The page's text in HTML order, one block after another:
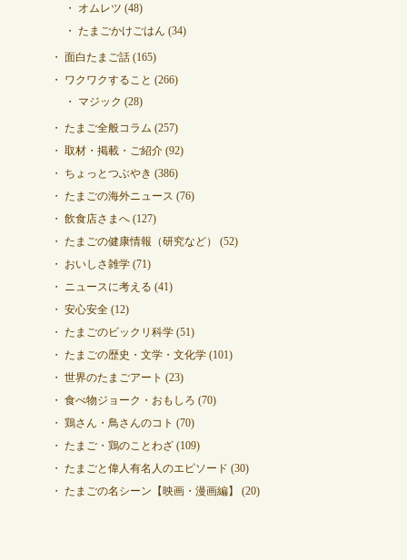
オムレツ (48)
たまごかけごはん (34)
面白たまご話(165)
ワクワクすること (266)
マジック (28)
たまご全般コラム (257)
取材・掲載・ご紹介(92)
ちょっとつぶやき (386)
たまごの海外ニュース (76)
飲食店さまへ(127)
たまごの健康情報（研究など）
(52)
おいしさ雑学(71)
ニュースに考える (41)
安心安全(12)
たまごのビックリ科学(51)
たまごの歴史・文学・文化学(101)
世界のたまごアート (23)
食べ物ジョーク・おもしろ (70)
鶏さん・鳥さんのコト (70)
たまご・鶏のことわざ(109)
たまごと偉人有名人のエピソード (30)
たまごの名シーン【映画・漫画編】
(20)